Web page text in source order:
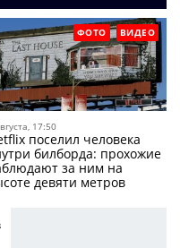
ФОТО ВИДЕО
17:50
поселил человека
билборда: прохожие
за ним на
девяти метров